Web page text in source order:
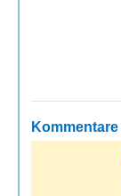
Kommentare